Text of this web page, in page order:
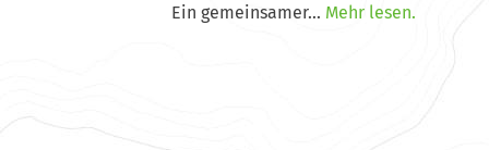
Ein gemeinsamer... Mehr lesen.